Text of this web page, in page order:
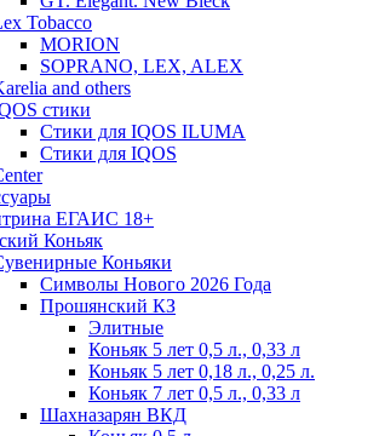
Tobacco
MORION
SOPRANO, LEX, ALEX
and others
стики
Стики для IQOS ILUMA
Стики для IQOS
ЕГАИС 18+
Коньяк
Коньяки
Символы Нового 2026 Года
Прошянский КЗ
Элитные
Коньяк 5 лет 0,5 л., 0,33 л
Коньяк 5 лет 0,18 л., 0,25 л.
Коньяк 7 лет 0,5 л., 0,33 л
Шахназарян ВКД